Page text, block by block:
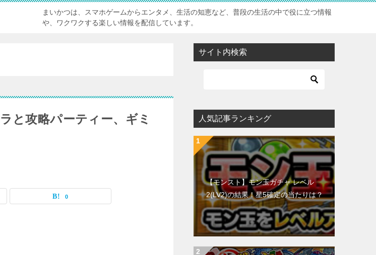
まいかつは、スマホゲームからエンタメ、生活の知恵など、普段の生活の中で役に立つ情報
や、ワクワクする楽しい情報を配信しています。
と攻略パーティー、ギミ
0
サイト内検索
人気記事ランキング
【モンスト】モン玉ガチャ レベル
2(LV2)の結果！星5確定の当たりは？